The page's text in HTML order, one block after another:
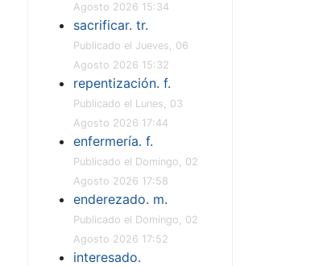
Agosto 2026 15:34
sacrificar. tr.
Publicado el Jueves, 06
Agosto 2026 15:32
repentización. f.
Publicado el Lunes, 03
Agosto 2026 17:44
enfermería. f.
Publicado el Domingo, 02
Agosto 2026 17:58
enderezado. m.
Publicado el Domingo, 02
Agosto 2026 17:52
interesado.